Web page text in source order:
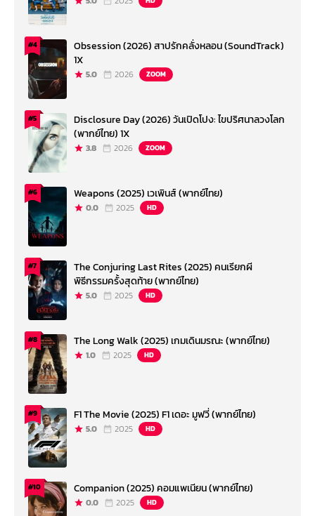
#4
Obsession (2026) สาปรักคลั่งหลอน (SoundTrack)
1X
5.0 2026 ZOOM
#5
Disclosure Day (2026) วันเปิดโปง: ไขปริศนาลวงโลก
(พากย์ไทย) 1X
3.8 2026 ZOOM
#6 Weapons (2025) เวเพินส์ (พากย์ไทย)
0.0 2025 HD
#7
The Conjuring Last Rites (2025) คนเรียกผี
พิธีกรรมครั้งสุดท้าย (พากย์ไทย)
5.0 2025 HD
#8 The Long Walk (2025) เกมเดินมรณะ (พากย์ไทย)
1.0 2025 HD
#9 F1 The Movie (2025) F1 เดอะ มูฟวี่ (พากย์ไทย)
5.0 2025 HD
#10 Companion (2025) คอมแพเนียน (พากย์ไทย)
0.0 2025 HD